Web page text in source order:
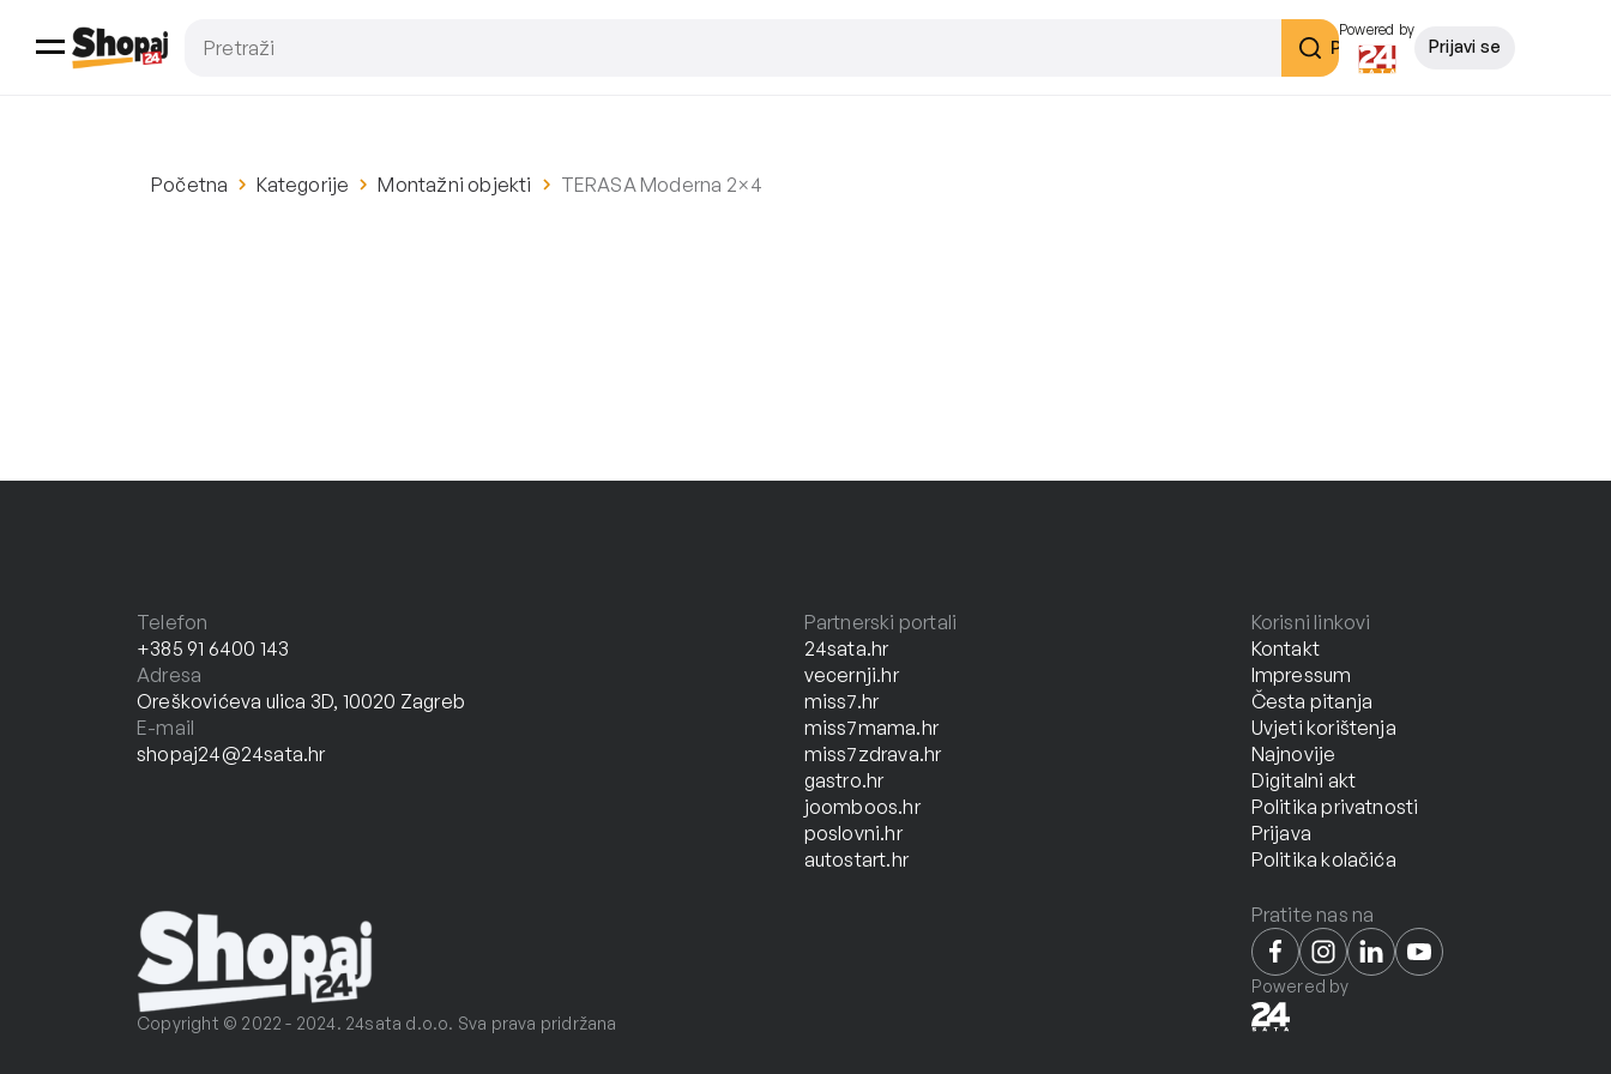
Pretraži
Powered by
Prijavi se
Početna Kategorije Montažni objekti TERASA Moderna 2×4
Telefon
+385 91 6400 143
Adresa
Oreškovićeva ulica 3D, 10020 Zagreb
E-mail
shopaj24@24sata.hr
Copyright © 2022 - 2024. 24sata d.o.o. Sva prava pridržana
Partnerski portali
24sata.hr
vecernji.hr
miss7.hr
miss7mama.hr
miss7zdrava.hr
gastro.hr
joomboos.hr
poslovni.hr
autostart.hr
Korisni linkovi
Kontakt
Impressum
Česta pitanja
Uvjeti korištenja
Najnovije
Digitalni akt
Politika privatnosti
Prijava
Politika kolačića
Pratite nas na
Powered by